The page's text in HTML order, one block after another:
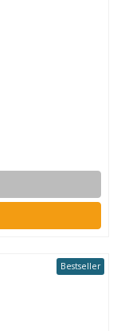
Bestseller